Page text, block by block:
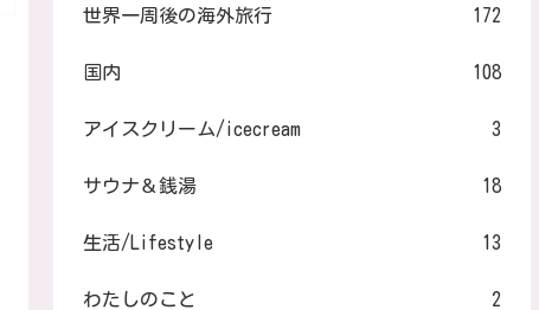
世界一周後の海外旅行 172
国内 108
アイスクリーム/icecream 3
サウナ＆銭湯 18
生活/Lifestyle 13
わたしのこと 2